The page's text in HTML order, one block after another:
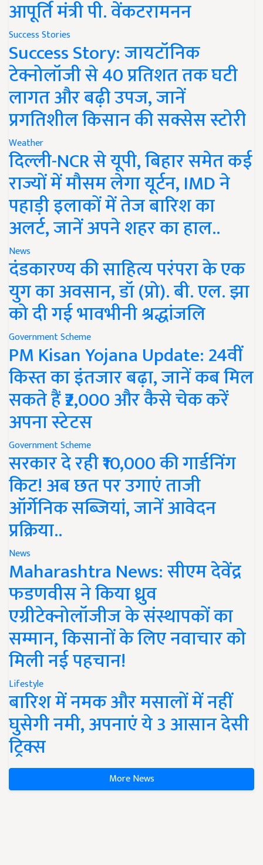
आपूर्ति मंत्री पी. वेंकटरामनन
Success Stories
Success Story: जायटॉनिक
टेक्नोलॉजी से 40 प्रतिशत तक घटी
लागत और बढ़ी उपज, जानें
प्रगतिशील किसान की सक्सेस स्टोरी
Weather
दिल्ली-NCR से यूपी, बिहार समेत कई
राज्यों में मौसम लेगा यूर्टन, IMD ने
पहाड़ी इलाकों में तेज बारिश का
अलर्ट, जानें अपने शहर का हाल..
News
दंडकारण्य की साहित्य परंपरा के एक
युग का अवसान, डॉ (प्रो). बी. एल. झा
को दी गई भावभीनी श्रद्धांजलि
Government Scheme
PM Kisan Yojana Update: 24वीं
किस्त का इंतजार बढ़ा, जानें कब मिल
सकते हैं ₹2,000 और कैसे चेक करें
अपना स्टेटस
Government Scheme
सरकार दे रही ₹10,000 की गार्डनिंग
किट! अब छत पर उगाएं ताजी
ऑर्गेनिक सब्जियां, जानें आवेदन
प्रक्रिया..
News
Maharashtra News: सीएम देवेंद्र
फडणवीस ने किया ध्रुव
एग्रीटेक्नोलॉजीज के संस्थापकों का
सम्मान, किसानों के लिए नवाचार को
मिली नई पहचान!
Lifestyle
बारिश में नमक और मसालों में नहीं
घुसेगी नमी, अपनाएं ये 3 आसान देसी
ट्रिक्स
More News